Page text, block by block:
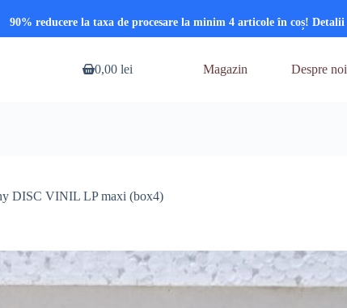
90% reducere la taxa de procesare la minim 4 articole în coș! Detalii
Coș0,00 lei Magazin Despre noi
DISC VINIL LP maxi (box4)